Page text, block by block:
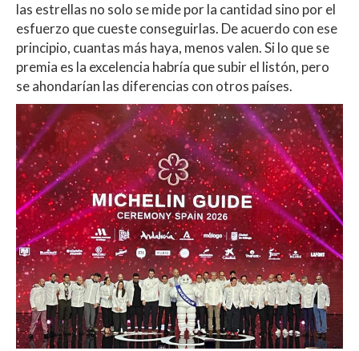
las estrellas no solo se mide por la cantidad sino por el
esfuerzo que cueste conseguirlas. De acuerdo con ese
principio, cuantas más haya, menos valen. Si lo que se
premia es la excelencia habría que subir el listón, pero
se ahondarían las diferencias con otros países.